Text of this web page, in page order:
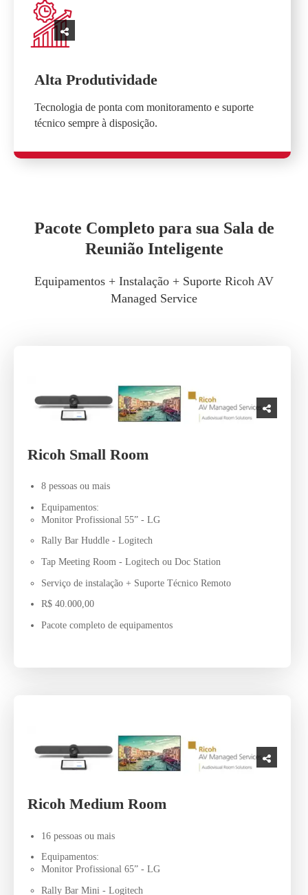
Alta Produtividade
Tecnologia de ponta com monitoramento e suporte
técnico sempre à disposição.
Pacote Completo para sua Sala de
Reunião Inteligente
Equipamentos + Instalação + Suporte Ricoh AV
Managed Service
Ricoh Small Room
8 pessoas ou mais
Equipamentos:
Monitor Profissional 55” - LG
Rally Bar Huddle - Logitech
Tap Meeting Room - Logitech ou Doc Station
Serviço de instalação + Suporte Técnico Remoto
R$ 40.000,00
Pacote completo de equipamentos
Ricoh Medium Room
16 pessoas ou mais
Equipamentos:
Monitor Profissional 65” - LG
Rally Bar Mini - Logitech